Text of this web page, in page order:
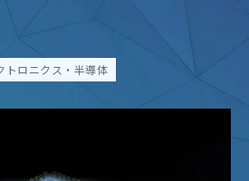
トロニクス・半導体